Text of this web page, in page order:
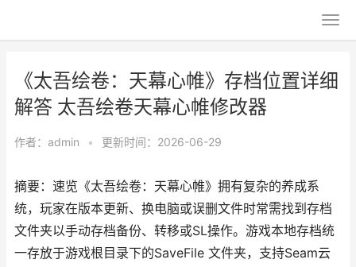
《太吾绘卷：天幕心帷》存档位置详细
解答 太吾绘卷天幕心帷修改器
作者： admin • 更新时间：2026-06-29
摘要：速览《太吾绘卷：天幕心帷》拥有复杂的养成系
统，玩家在版本更新、换电脑或误删文件时常需找到存档
文件夹以手动存档备份、转移或SL操作。游戏本地存档统
一存放于游戏根目录下的SaveFile 文件夹，支持Seam云